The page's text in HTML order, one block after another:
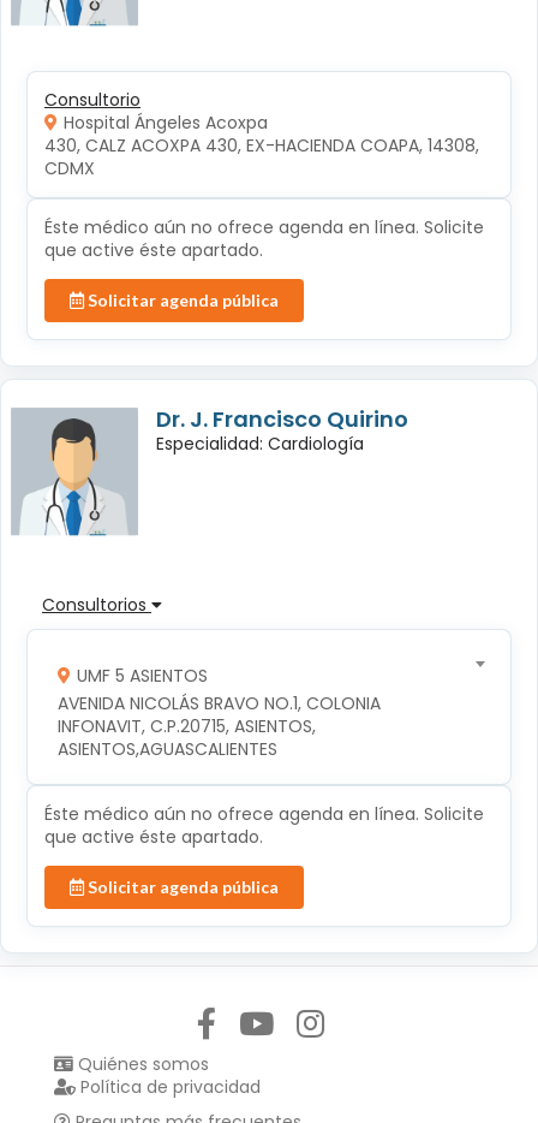
Consultorio
Hospital Ángeles Acoxpa
430, CALZ ACOXPA 430, EX-HACIENDA COAPA, 14308,
CDMX
Éste médico aún no ofrece agenda en línea. Solicite
que active éste apartado.
Solicitar agenda pública
Dr. J. Francisco Quirino
Especialidad: Cardiología
Consultorios
UMF 5 ASIENTOS
AVENIDA NICOLÁS BRAVO NO.1, COLONIA
INFONAVIT, C.P.20715, ASIENTOS,
ASIENTOS,AGUASCALIENTES
Éste médico aún no ofrece agenda en línea. Solicite
que active éste apartado.
Solicitar agenda pública
Quiénes somos
Política de privacidad